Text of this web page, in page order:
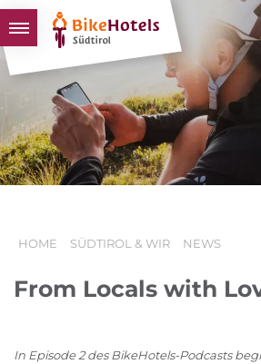
BIKEHOTELS
HOTELS & PAKETE
TOUREN & REVIERE
SÜDTIROL & WIR
HOME SÜDTIROL & WIR NEWS
From Locals with
In Episode 2 des BikeHotels-Podcasts